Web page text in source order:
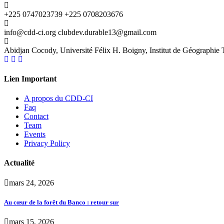
+225 0747023739 +225 0708203676
info@cdd-ci.org clubdev.durable13@gmail.com
Abidjan Cocody, Université Félix H. Boigny, Institut de Géographie
Lien Important
A propos du CDD-CI
Faq
Contact
Team
Events
Privacy Policy
Actualité
mars 24, 2026
Au cœur de la forêt du Banco : retour sur
mars 15, 2026